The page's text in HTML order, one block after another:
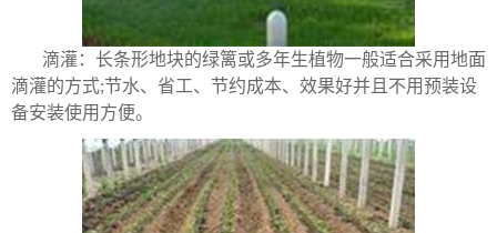
滴灌：长条形地块的绿篱或多年生植物一般适合采用地面
滴灌的方式;节水、省工、节约成本、效果好并且不用预装设
备安装使用方便。